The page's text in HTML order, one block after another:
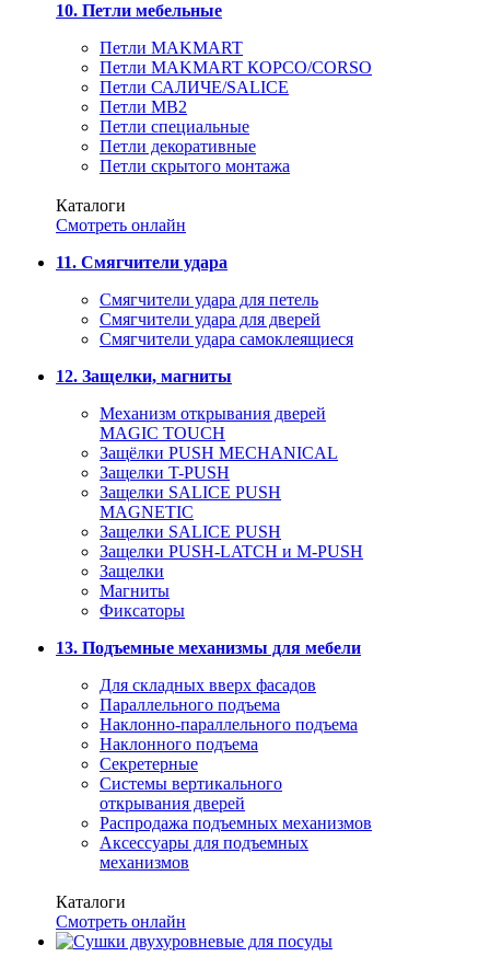
10. Петли мебельные
Петли MAKMART
Петли MAKMART КОРСО/CORSO
Петли САЛИЧЕ/SALICE
Петли MB2
Петли специальные
Петли декоративные
Петли скрытого монтажа
Каталоги
Смотреть онлайн
11. Смягчители удара
Смягчители удара для петель
Смягчители удара для дверей
Cмягчители удара самоклеящиеся
12. Защелки, магниты
Механизм открывания дверей
MAGIC TOUCH
Защёлки PUSH MECHANICAL
Защелки T-PUSH
Защелки SALICE PUSH
MAGNETIC
Защелки SALICE PUSH
Защелки PUSH-LATCH и M-PUSH
Защелки
Магниты
Фиксаторы
13. Подъемные механизмы для мебели
Для складных вверх фасадов
Параллельного подъема
Наклонно-параллельного подъема
Наклонного подъема
Секретерные
Системы вертикального
открывания дверей
Распродажа подъемных механизмов
Аксессуары для подъемных
механизмов
Каталоги
Смотреть онлайн